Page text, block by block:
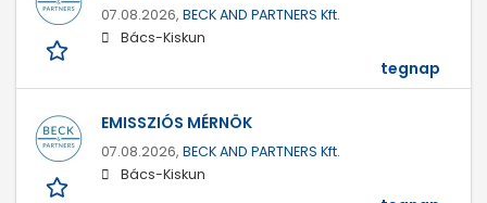
07.08.2026, BECK AND PARTNERS Kft.
Bács-Kiskun
tegnap
EMISSZIÓS MÉRNÖK
07.08.2026, BECK AND PARTNERS Kft.
Bács-Kiskun